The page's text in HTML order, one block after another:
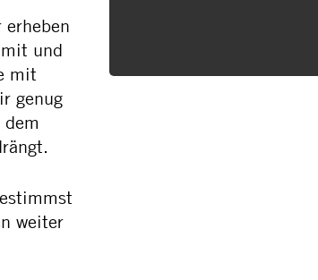
und
mit
genug
weiter